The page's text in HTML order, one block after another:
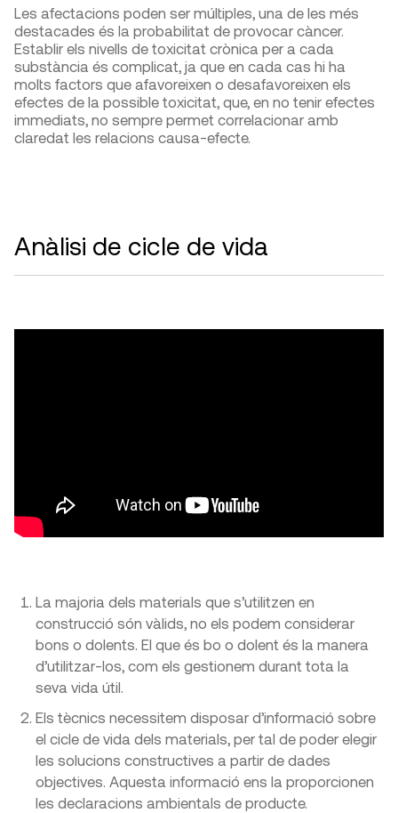
Les afectacions poden ser múltiples, una de les més
destacades és la probabilitat de provocar càncer.
Establir els nivells de toxicitat crònica per a cada
substància és complicat, ja que en cada cas hi ha
molts factors que afavoreixen o desafavoreixen els
efectes de la possible toxicitat, que, en no tenir efectes
immediats, no sempre permet correlacionar amb
claredat les relacions causa-efecte.
Anàlisi de cicle de vida
La majoria dels materials que s’utilitzen en
construcció són vàlids, no els podem considerar
bons o dolents. El que és bo o dolent és la manera
d’utilitzar-los, com els gestionem durant tota la
seva vida útil.
Els tècnics necessitem disposar d’informació sobre
el cicle de vida dels materials, per tal de poder elegir
les solucions constructives a partir de dades
objectives. Aquesta informació ens la proporcionen
les declaracions ambientals de producte.